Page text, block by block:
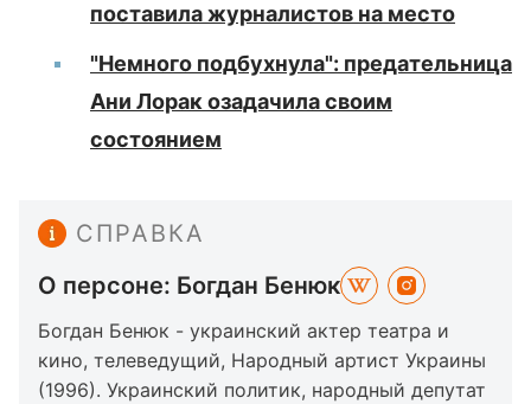
поставила журналистов на место
"Немного подбухнула": предательница
Ани Лорак озадачила своим
состоянием
СПРАВКА
О персоне: Богдан Бенюк
Богдан Бенюк - украинский актер театра и
кино, телеведущий, Народный артист Украины
(1996). Украинский политик, народный депутат